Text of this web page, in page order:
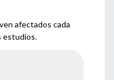
afectados cada
estudios.